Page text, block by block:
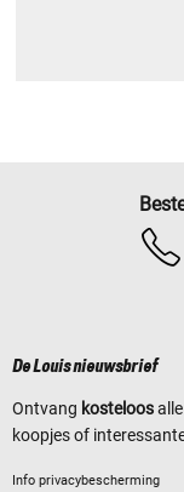
De Louis nieuwsbrief
Ontvang kosteloos
koopjes of
Info privacybescherming